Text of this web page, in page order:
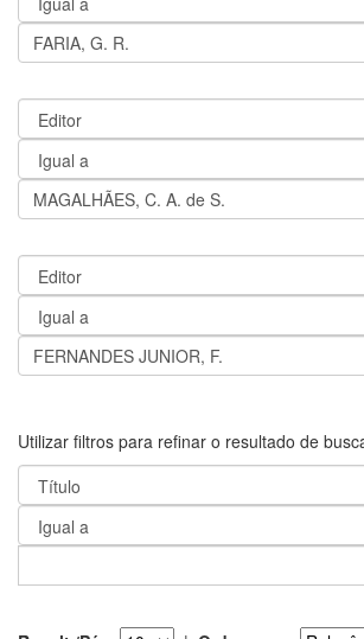
Utilizar filtros para refinar o resultado de